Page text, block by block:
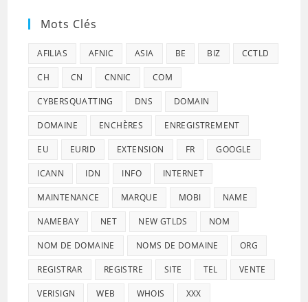
Mots Clés
AFILIAS AFNIC ASIA BE BIZ CCTLD
CH CN CNNIC COM
CYBERSQUATTING DNS DOMAIN
DOMAINE ENCHÈRES ENREGISTREMENT
EU EURID EXTENSION FR GOOGLE
ICANN IDN INFO INTERNET
MAINTENANCE MARQUE MOBI NAME
NAMEBAY NET NEW GTLDS NOM
NOM DE DOMAINE NOMS DE DOMAINE ORG
REGISTRAR REGISTRE SITE TEL VENTE
VERISIGN WEB WHOIS XXX